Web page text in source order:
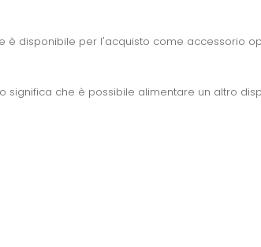
è disponibile per l'acquisto come accessorio
significa che è possibile alimentare un altro